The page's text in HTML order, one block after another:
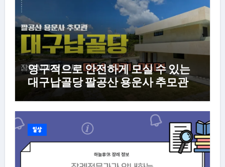
영구적으로 안전하게 모실 수 있는
대구납골당 팔공산 용운사 추모관
일상